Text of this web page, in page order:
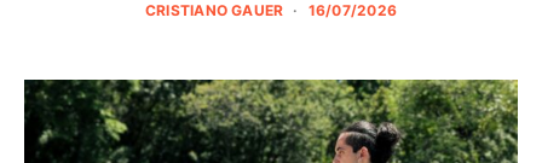
CRISTIANO GAUER 16/07/2026